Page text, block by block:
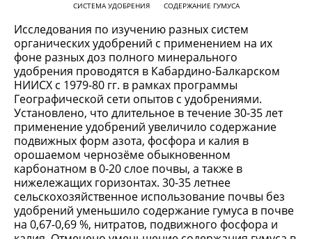
СИСТЕМА УДОБРЕНИЯ
СОДЕРЖАНИЕ ГУМУСА
Исследования по изучению разных систем
органических удобрений с применением на их
фоне разных доз полного минерального
удобрения проводятся в Кабардино-Балкарском
НИИСХ с 1979-80 гг. в рамках программы
Географической сети опытов с удобрениями.
Установлено, что длительное в течение 30-35 лет
применение удобрений увеличило содержание
подвижных форм азота, фосфора и калия в
орошаемом чернозёме обыкновенном
карбонатном в 0-20 слое почвы, а также в
нижележащих горизонтах. 30-35 летнее
сельскохозяйственное использование почвы без
удобрений уменьшило содержание гумуса в почве
на 0,67-0,69 %, нитратов, подвижного фосфора и